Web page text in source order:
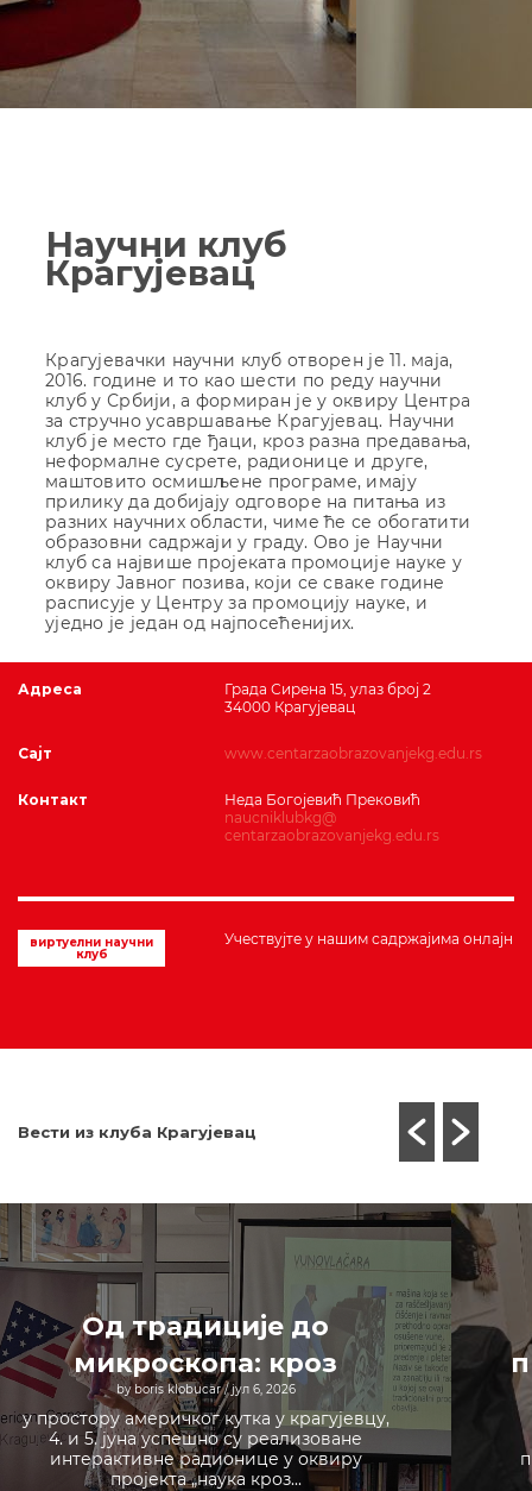
Научни клуб
Крагујевац
Крагујевачки научни клуб отворен је 11. маја,
2016. године и то као шести по реду научни
клуб у Србији, а формиран је у оквиру Центра
за стручно усавршавање Крагујевац. Научни
клуб је место где ђаци, кроз разна предавања,
неформалне сусрете, радионице и друге,
маштовито осмишљене програме, имају
прилику да добијају одговоре на питања из
разних научних области, чиме ће се обогатити
образовни садржаји у граду. Ово је Научни
клуб са највише пројеката промоције науке у
оквиру Јавног позива, који се сваке године
расписује у Центру за промоцију науке, и
уједно је један од најпосећенијих.
Адреса
Града Сирена 15, улаз број 2
34000 Крагујевац
Сајт www.centarzaobrazovanjekg.edu.rs
Контакт
Неда Богојевић Прековић
naucniklubkg@
centarzaobrazovanjekg.edu.rs
виртуелни научни
клуб
Учествујте у нашим садржајима онлајн
Вести из клуба Крагујевац
Од традиције до
микроскопа: кроз
пустовање вуне
откривамо моћ
природних наука
by boris klobucar/ јул 6, 2026
у простору америчког кутка у крагујевцу,
4. и 5. јуна успешно су реализоване
интерактивне радионице у оквиру
пројекта „наука кроз...